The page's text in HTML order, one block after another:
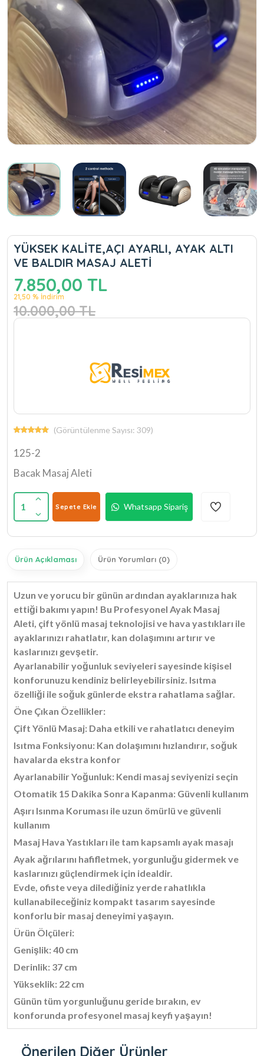
YÜKSEK KALİTE,AÇI AYARLI, AYAK ALTI
VE BALDIR MASAJ ALETİ
7.850,00 TL
21,50 % İndirim
10.000,00 TL
(Görüntülenme Sayısı: 309)
125-2
Bacak Masaj Aleti
1 Sepete Ekle Whatsapp Sipariş
Ürün Açıklaması Ürün Yorumları (0)
Uzun ve yorucu bir günün ardından ayaklarınıza hak
ettiği bakımı yapın! Bu Profesyonel Ayak Masaj
Aleti, çift yönlü masaj teknolojisi ve hava yastıkları ile
ayaklarınızı rahatlatır, kan dolaşımını artırır ve
kaslarınızı gevşetir.
Ayarlanabilir yoğunluk seviyeleri sayesinde kişisel
konforunuzu kendiniz belirleyebilirsiniz. Isıtma
özelliği ile soğuk günlerde ekstra rahatlama sağlar.
Öne Çıkan Özellikler:
Çift Yönlü Masaj: Daha etkili ve rahatlatıcı deneyim
Isıtma Fonksiyonu: Kan dolaşımını hızlandırır, soğuk
havalarda ekstra konfor
Ayarlanabilir Yoğunluk: Kendi masaj seviyenizi seçin
Otomatik 15 Dakika Sonra Kapanma: Güvenli kullanım
Aşırı Isınma Koruması ile uzun ömürlü ve güvenli
kullanım
Masaj Hava Yastıkları ile tam kapsamlı ayak masajı
Ayak ağrılarını hafifletmek, yorgunluğu gidermek ve
kaslarınızı güçlendirmek için idealdir.
Evde, ofiste veya dilediğiniz yerde rahatlıkla
kullanabileceğiniz kompakt tasarım sayesinde
konforlu bir masaj deneyimi yaşayın.
Ürün Ölçüleri:
Genişlik: 40 cm
Derinlik: 37 cm
Yükseklik: 22 cm
Günün tüm yorgunluğunu geride bırakın, ev
konforunda profesyonel masaj keyfi yaşayın!
Önerilen Diğer Ürünler